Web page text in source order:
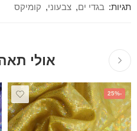
תגיות: בגדי ים, צבעוני, קומיקס
אולי
-25%